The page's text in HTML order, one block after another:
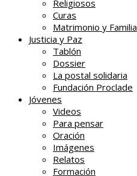
Religiosos
Curas
Matrimonio y Familia
Justicia y Paz
Tablón
Dossier
La postal solidaria
Fundación Proclade
Jóvenes
Videos
Para pensar
Oración
Imágenes
Relatos
Formación